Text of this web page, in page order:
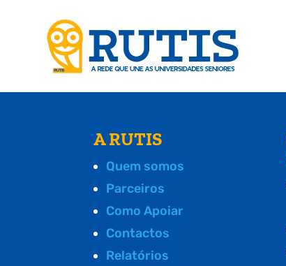
A RUTIS
Quem somos
Parceiros
Como Apoiar
Contactos
Relatórios